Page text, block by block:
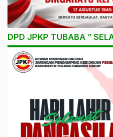
DPD JPKP TUBABA ”